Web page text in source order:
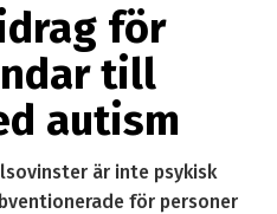
för
till
autism
är inte psykisk
för personer